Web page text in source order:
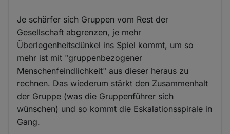
Je schärfer sich Gruppen vom Rest der
Gesellschaft abgrenzen, je mehr
Überlegenheitsdünkel ins Spiel kommt, um so
mehr ist mit "gruppenbezogener
Menschenfeindlichkeit" aus dieser heraus zu
rechnen. Das wiederum stärkt den Zusammenhalt
der Gruppe (was die Gruppenführer sich
wünschen) und so kommt die Eskalationsspirale in
Gang.